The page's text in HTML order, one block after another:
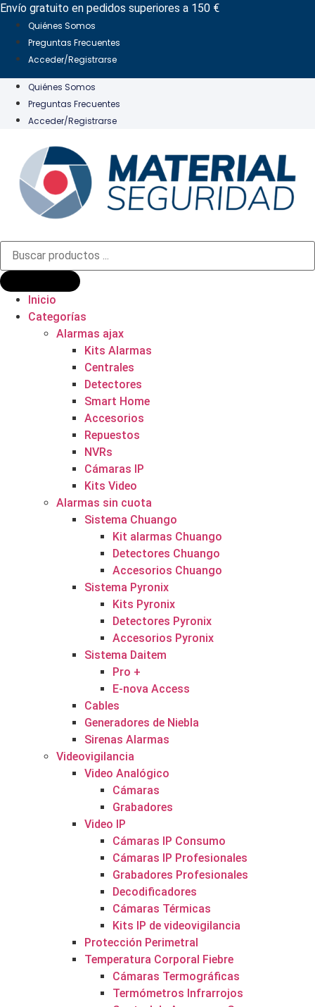
Ir
contenido
Envío gratuito en pedidos superiores a 150 €
Quiénes Somos
Preguntas Frecuentes
Acceder/Registrarse
Quiénes Somos
Preguntas Frecuentes
Acceder/Registrarse
Búsqueda
productos
Inicio
Categorías
Alarmas ajax
Kits Alarmas
Centrales
Detectores
Smart Home
Accesorios
Repuestos
NVRs
Cámaras IP
Kits Video
Alarmas sin cuota
Sistema Chuango
Kit alarmas Chuango
Detectores Chuango
Accesorios Chuango
Sistema Pyronix
Kits Pyronix
Detectores Pyronix
Accesorios Pyronix
Sistema Daitem
Pro +
E-nova Access
Cables
Generadores de Niebla
Sirenas Alarmas
Videovigilancia
Video Analógico
Cámaras
Grabadores
Video IP
Cámaras IP Consumo
Cámaras IP Profesionales
Grabadores Profesionales
Decodificadores
Cámaras Térmicas
Kits IP de videovigilancia
Protección Perimetral
Temperatura Corporal Fiebre
Cámaras Termográficas
Termómetros Infrarrojos